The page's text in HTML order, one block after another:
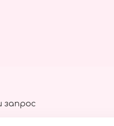
запрос